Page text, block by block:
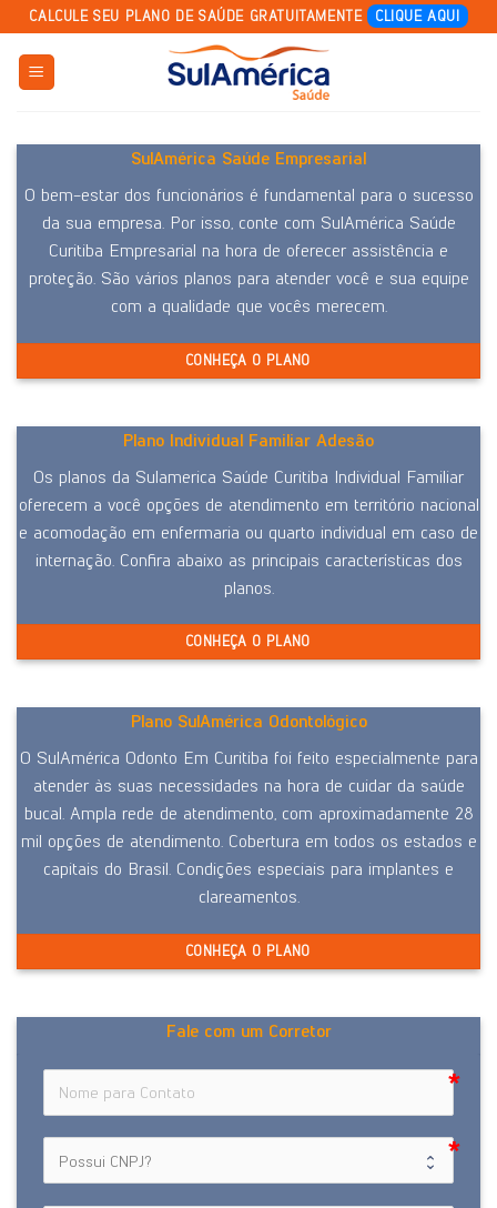
Skip
to
content
CALCULE SEU PLANO DE SAÚDE GRATUITAMENTE CLIQUE AQUI
SulAmérica Saúde Empresarial
O bem-estar dos funcionários é fundamental para o sucesso
da sua empresa. Por isso, conte com SulAmérica Saúde
Curitiba Empresarial na hora de oferecer assistência e
proteção. São vários planos para atender você e sua equipe
com a qualidade que vocês merecem.
CONHEÇA O PLANO
Plano Individual Familiar Adesão
Os planos da Sulamerica Saúde Curitiba Individual Familiar
oferecem a você opções de atendimento em território nacional
e acomodação em enfermaria ou quarto individual em caso de
internação. Confira abaixo as principais características dos
planos.
CONHEÇA O PLANO
Plano SulAmérica Odontológico
O SulAmérica Odonto Em Curitiba foi feito especialmente para
atender às suas necessidades na hora de cuidar da saúde
bucal. Ampla rede de atendimento, com aproximadamente 28
mil opções de atendimento. Cobertura em todos os estados e
capitais do Brasil. Condições especiais para implantes e
clareamentos.
CONHEÇA O PLANO
Fale com um Corretor